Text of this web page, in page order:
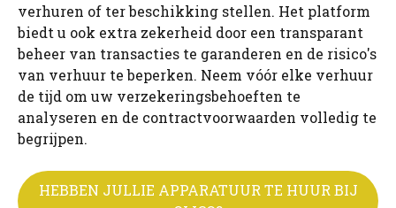
verhuren of ter beschikking stellen. Het platform
biedt u ook extra zekerheid door een transparant
beheer van transacties te garanderen en de risico's
van verhuur te beperken. Neem vóór elke verhuur
de tijd om uw verzekeringsbehoeften te
analyseren en de contractvoorwaarden volledig te
begrijpen.
HEBBEN JULLIE APPARATUUR TE HUUR BIJ